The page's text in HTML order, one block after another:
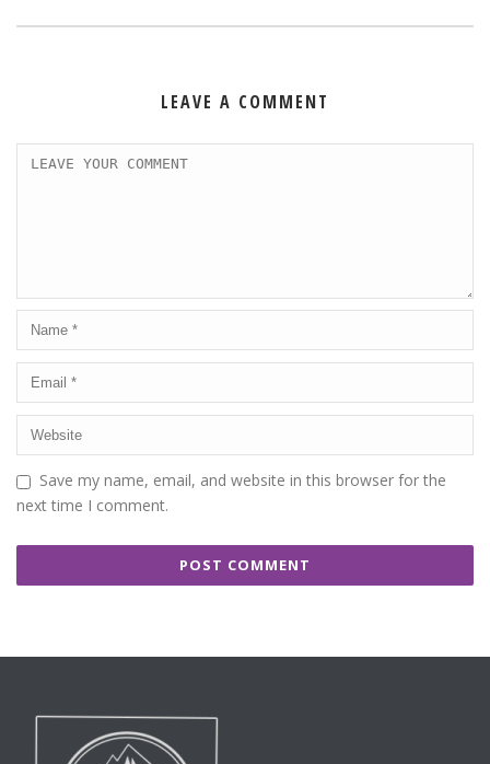
LEAVE A COMMENT
Save my name, email, and website in this browser for the
next time I comment.